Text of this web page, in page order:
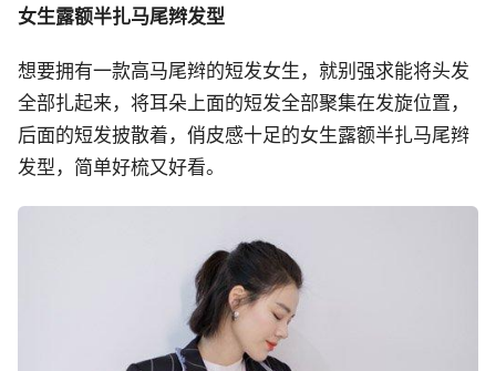
女生露额半扎马尾辫发型
想要拥有一款高马尾辫的短发女生，就别强求能将头发
全部扎起来，将耳朵上面的短发全部聚集在发旋位置，
后面的短发披散着，俏皮感十足的女生露额半扎马尾辫
发型，简单好梳又好看。